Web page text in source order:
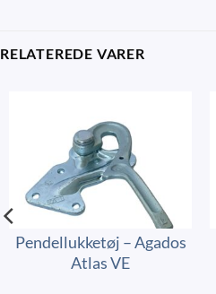
RELATEREDE VARER
Pendellukketøj – Agados
Atlas VE